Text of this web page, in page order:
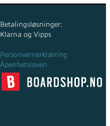
Betalingsløsninger:
Klarna og Vipps
Personvernerklæring
Åpenhetsloven